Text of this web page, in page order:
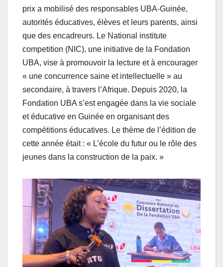
prix a mobilisé des responsables UBA-Guinée,
autorités éducatives, élèves et leurs parents, ainsi
que des encadreurs. Le National institute
competition (NIC), une initiative de la Fondation
UBA, vise à promouvoir la lecture et à encourager
« une concurrence saine et intellectuelle » au
secondaire, à travers l’Afrique. Depuis 2020, la
Fondation UBA s’est engagée dans la vie sociale
et éducative en Guinée en organisant des
compétitions éducatives. Le thème de l’édition de
cette année était : « L’école du futur ou le rôle des
jeunes dans la construction de la paix. »